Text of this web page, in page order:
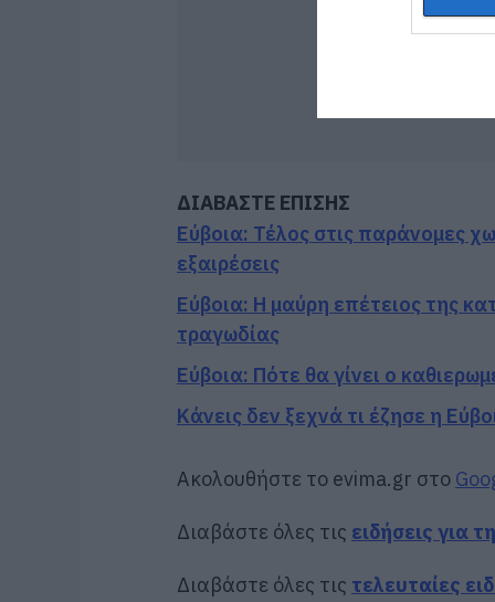
ΔΙΑΒΑΣΤΕ ΕΠΙΣΗΣ
Εύβοια: Τέλος στις παράνομες
εξαιρέσεις
Εύβοια: Η μαύρη επέτειος της
τραγωδίας
Εύβοια: Πότε θα γίνει ο
Κάνεις δεν ξεχνά τι έζησε η
Ακολουθήστε το evima.gr στο
Διαβάστε όλες τις ειδήσεις για
Διαβάστε όλες τις τελευταίες